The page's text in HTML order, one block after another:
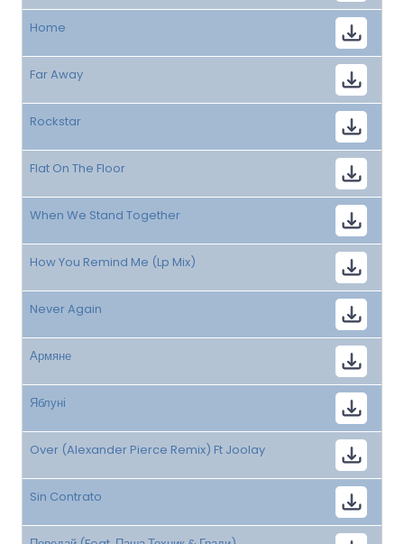
Home
Far Away
Rockstar
Flat On The Floor
When We Stand Together
How You Remind Me (Lp Mix)
Never Again
Армяне
Яблуні
Over (Alexander Pierce Remix) Ft Joolay
Sin Contrato